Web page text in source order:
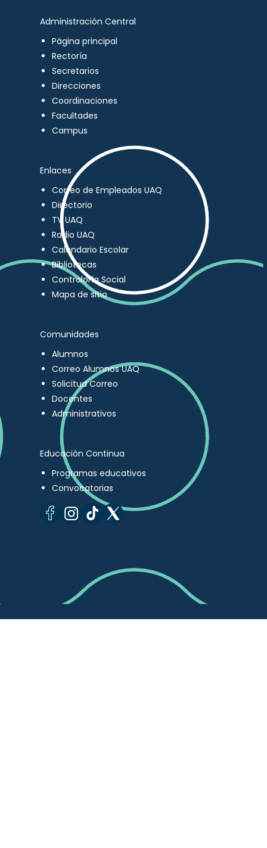
Administración Central
Página principal
Rectoría
Secretarios
Direcciones
Coordinaciones
Facultades
Campus
Enlaces
Correo de Empleados UAQ
Directorio
TV UAQ
Radio UAQ
Calendario Escolar
Bibliotecas
Contraloría Social
Mapa de sitio
Comunidades
Alumnos
Correo Alumnos UAQ
Solicitud Correo
Docentes
Administrativos
Educación Continua
Programas educativos
Convocatorias